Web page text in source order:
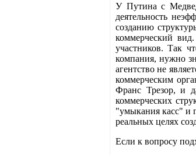
У Путина с
деятельность
созданию
коммерческий
участников. Так
компания, нужно
агентство не
коммерческим
Франс Трезор, и
коммерческих
"умыкания касс" и
реальных целях
Если к вопросу